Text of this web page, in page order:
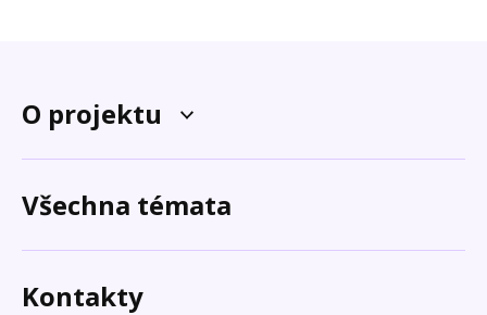
O projektu
Všechna témata
Kontakty